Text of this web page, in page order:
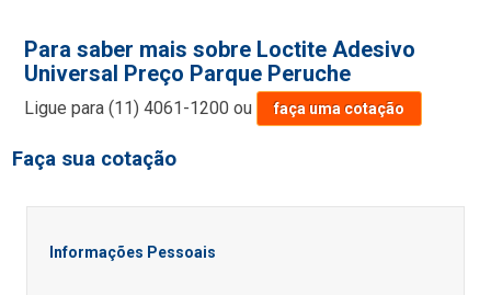
Para saber mais sobre Loctite Adesivo
Universal Preço Parque Peruche
Ligue para(11) 4061-1200 ou faça uma cotação
Faça sua cotação
Informações Pessoais